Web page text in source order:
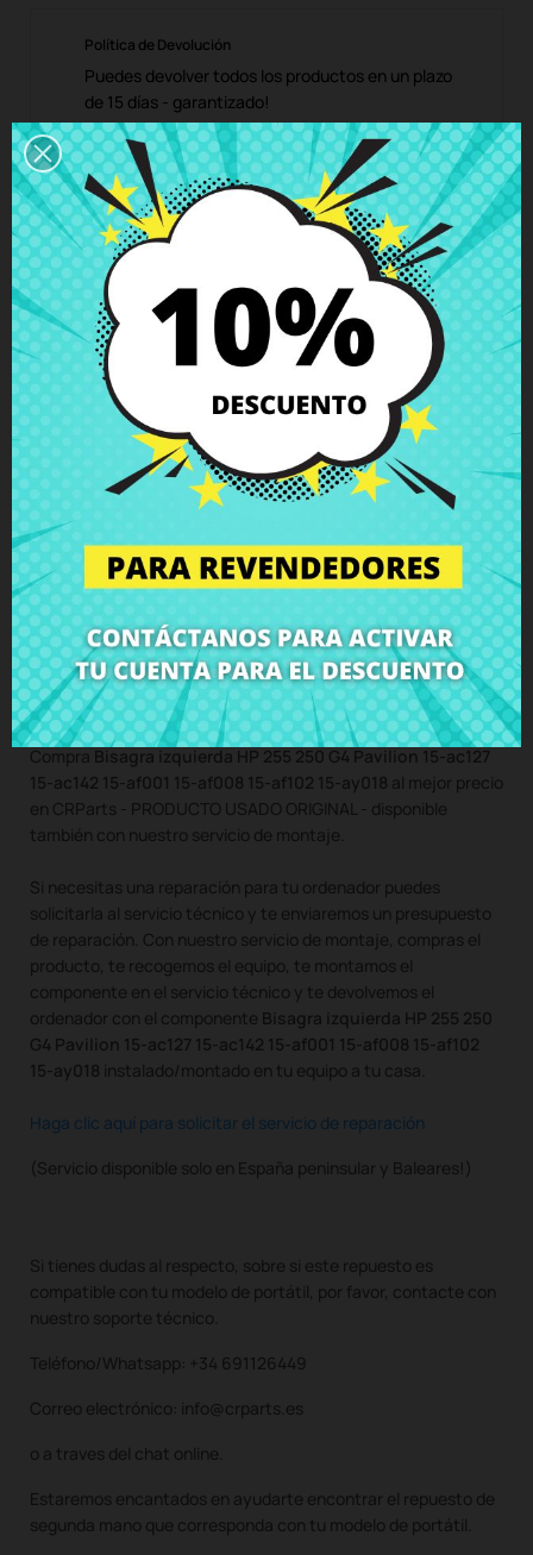
Política de Devolución
Puedes devolver todos los productos en un plazo
de 15 días - garantizado!
Detalles del producto
Grados
Comentarios
Bisagra izquierda HP 255 250 G4
Pavilion 15-ac127 15-ac142 15-af001
15-af008 15-af102 15-ay018
con tornillos incluidos
Compra Bisagra izquierda HP 255 250 G4 Pavilion 15-ac127
15-ac142 15-af001 15-af008 15-af102 15-ay018 al mejor precio
en CRParts - PRODUCTO USADO ORIGINAL - disponible
también con nuestro servicio de montaje.
Si necesitas una reparación para tu ordenador puedes
solicitarla al servicio técnico y te enviaremos un presupuesto
de reparación. Con nuestro servicio de montaje, compras el
producto, te recogemos el equipo, te montamos el
componente en el servicio técnico y te devolvemos el
ordenador con el componente Bisagra izquierda HP 255 250
G4 Pavilion 15-ac127 15-ac142 15-af001 15-af008 15-af102
15-ay018 instalado/montado en tu equipo a tu casa.
Haga clic aquí para solicitar el servicio de reparación
(Servicio disponible solo en España peninsular y Baleares!)
Si tienes dudas al respecto, sobre si este repuesto es
compatible con tu modelo de portátil, por favor, contacte con
nuestro soporte técnico.
Teléfono/Whatsapp: +34 691126449
Correo electrónico: info@crparts.es
o a traves del chat online.
Estaremos encantados en ayudarte encontrar el repuesto de
segunda mano que corresponda con tu modelo de portátil.